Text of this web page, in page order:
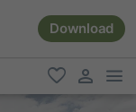
Download
favorit
user link